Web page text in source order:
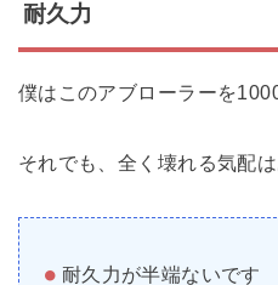
耐久力
僕はこのアブローラーを
それでも、全く壊れる気配は
耐久力が半端ないです